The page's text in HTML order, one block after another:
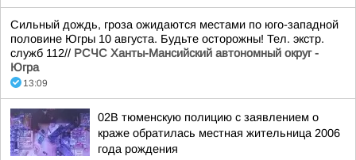
Сильный дождь, гроза ожидаются местами по юго-западной
половине Югры 10 августа. Будьте осторожны! Тел. экстр.
служб 112// РСЧС Ханты-Мансийский автономный округ -
Югра
13:09
02В тюменскую полицию с заявлением о
краже обратилась местная жительница 2006
года рождения